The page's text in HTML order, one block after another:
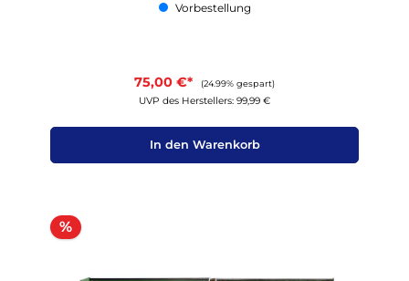
Vorbestellung
75,00 €* (24.99% gespart)
UVP des Herstellers: 99,99 €
In den Warenkorb
%Rabatt